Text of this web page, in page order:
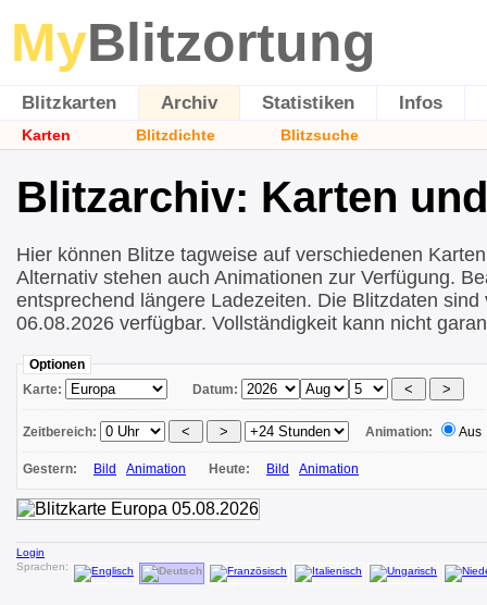
MyBlitzortung
Blitzkarten Archiv Statistiken Infos
Karten Blitzdichte Blitzsuche
Blitzarchiv: Karten
Hier können Blitze tagweise auf verschiedenen
Alternativ stehen auch Animationen zur Verfügung.
entsprechend längere Ladezeiten. Die Blitzdaten sind
06.08.2026 verfügbar. Vollständigkeit kann nicht
Optionen
Karte:
Datum:
Zeitbereich: Animation: Aus
Gestern: Bild Animation Heute: Bild Animation
Login
Sprachen: